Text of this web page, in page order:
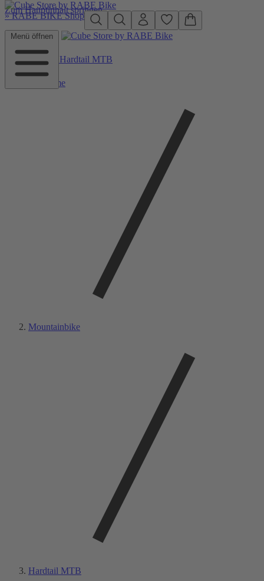
Zum Hauptinhalt springen
»RABE BIKE Shop
Menü öffnen
Zurück zu Hardtail MTB
Home
Mountainbike
Hardtail MTB